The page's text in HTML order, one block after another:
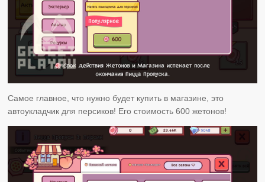
Самое главное, что нужно будет купить в магазине, это
автоукладчик для персиков! Его стоимость 600 жетонов!